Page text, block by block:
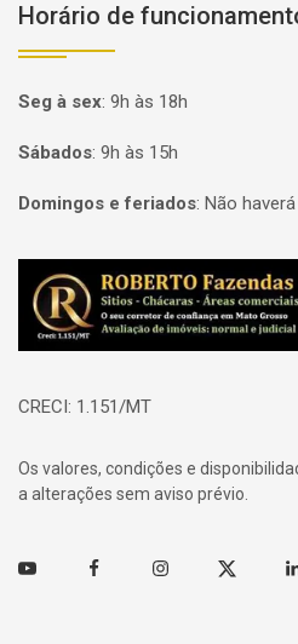
Horário de
Seg à sex: 9h às 18h
Sábados: 9h às 15h
Domingos e feriados: Não
Página inicial
CRECI: 1.151/MT
Os valores, condições e
a alterações sem aviso prévio.
Youtube FacebookInstagramTwitter